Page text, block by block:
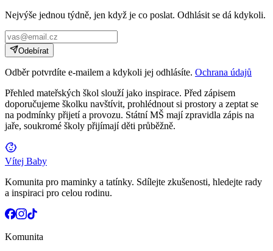
Nejvýše jednou týdně, jen když je co poslat. Odhlásit se dá kdykoli.
Odebírat
Odběr potvrdíte e-mailem a kdykoli jej odhlásíte. Ochrana údajů
Přehled mateřských škol slouží jako inspirace. Před zápisem
doporučujeme školku navštívit, prohlédnout si prostory a zeptat se
na podmínky přijetí a provozu. Státní MŠ mají zpravidla zápis na
jaře, soukromé školy přijímají děti průběžně.
Vítej Baby
Komunita pro maminky a tatínky. Sdílejte zkušenosti, hledejte rady
a inspiraci pro celou rodinu.
Komunita